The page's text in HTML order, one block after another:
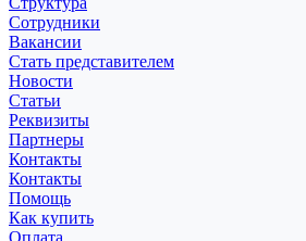
Сотрудники
Вакансии
Стать представителем
Новости
Статьи
Реквизиты
Партнеры
Контакты
Контакты
Помощь
Как купить
Оплата